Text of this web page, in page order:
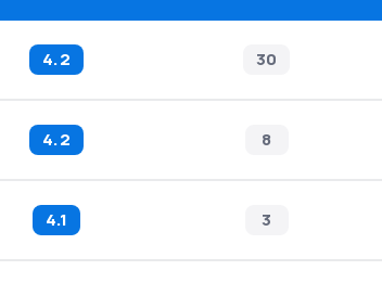
4.2 30
4.2 8
4.1 3